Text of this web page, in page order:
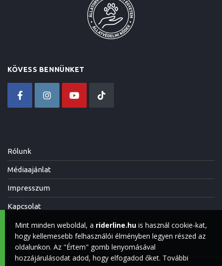
KÖVESS BENNÜNKET
Rólunk
Médiaajánlat
Impresszum
Kapcsolat
Mint minden weboldal, a riderline.hu is használ cookie-kat,
hogy kellemesebb felhasználói élményben legyen részed az
oldalunkon. Az "Értem" gomb lenyomásával
hozzájárulásodat adod, hogy elfogadod őket. További